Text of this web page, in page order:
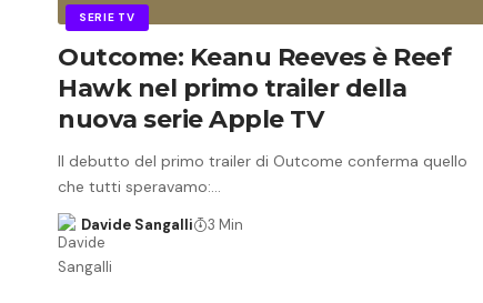
SERIE TV
Outcome: Keanu Reeves è Reef
Hawk nel primo trailer della
nuova serie Apple TV
Il debutto del primo trailer di Outcome conferma quello
che tutti speravamo:…
Davide Sangalli 3 Min